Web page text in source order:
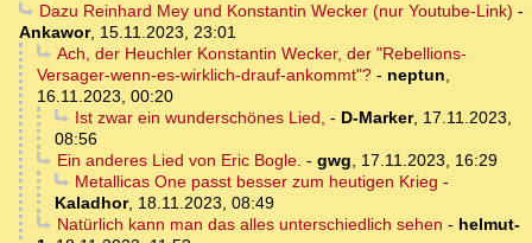
Dazu Reinhard Mey und Konstantin Wecker (nur Youtube-Link) -
Ankawor, 15.11.2023, 23:01
Ach, der Heuchler Konstantin Wecker, der "Rebellions-
Versager-wenn-es-wirklich-drauf-ankommt"? - neptun,
16.11.2023, 00:20
Ist zwar ein wunderschönes Lied, - D-Marker, 17.11.2023,
08:56
Ein anderes Lied von Eric Bogle. - gwg, 17.11.2023, 16:29
Metallicas One passt besser zum heutigen Krieg -
Kaladhor, 18.11.2023, 08:49
Natürlich kann man das alles unterschiedlich sehen - helmut-